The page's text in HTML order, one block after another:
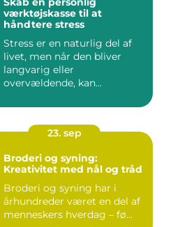
værktøjskasse til at
håndtere stress
Stress er en naturlig del af
livet, men når den bliver
langvarig eller
overvældende, kan...
23. sep
Broderi og syning:
Kreativitet med nål og tråd
Broderi og syning har i
århundreder været en del af
menneskers hverdag – fø...